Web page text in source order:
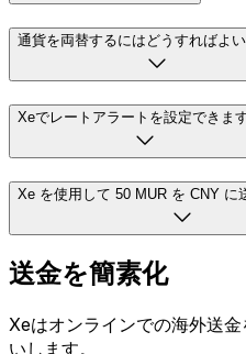
通貨を両替するにはどうすればよ
Xeでレートアラートを設定できま
Xe を使用して 50 MUR を CNY に
送金を簡素化
Xeはオンラインでの海外送
いします。